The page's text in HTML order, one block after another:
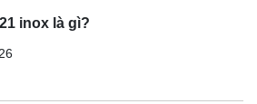
inox là gì?